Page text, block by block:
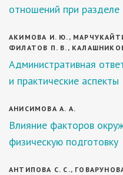
отношений при разделе
АКИМОВА И. Ю.,
ФИЛАТОВ П. В.,
Административная
и практические аспекты
АНИСИМОВА А. А.
Влияние факторов
физическую подготовку
АНТИПОВА С. С.,